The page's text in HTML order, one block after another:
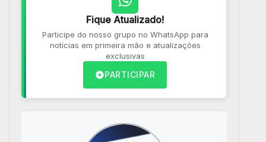
Fique Atualizado!
Participe do nosso grupo no WhatsApp para
notícias em primeira mão e atualizações
exclusivas
PARTICIPAR